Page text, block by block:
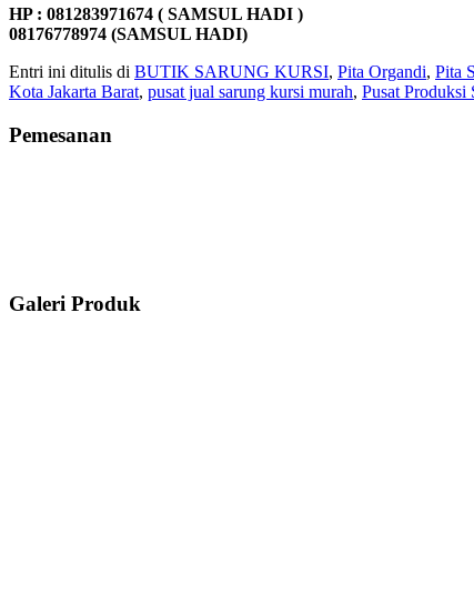
HP : 081283971674 ( SAMSUL HADI )
08176778974 (SAMSUL HADI)
Entri ini ditulis di BUTIK SARUNG KURSI, Pita Organdi, Pita
Kota Jakarta Barat, pusat jual sarung kursi murah, Pusat Produksi
Pemesanan
Galeri Produk